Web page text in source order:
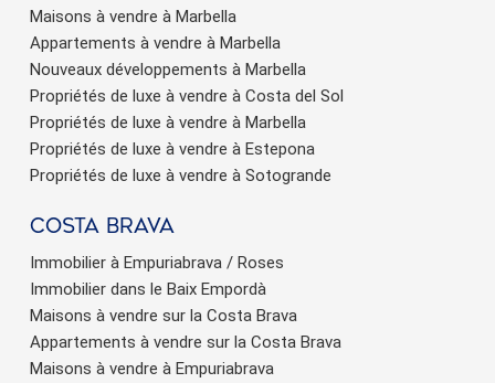
Maisons à vendre à Marbella
Appartements à vendre à Marbella
Nouveaux développements à Marbella
Propriétés de luxe à vendre à Costa del Sol
Propriétés de luxe à vendre à Marbella
Propriétés de luxe à vendre à Estepona
Propriétés de luxe à vendre à Sotogrande
Costa brava
Immobilier à Empuriabrava / Roses
Immobilier dans le Baix Empordà
Maisons à vendre sur la Costa Brava
Appartements à vendre sur la Costa Brava
Maisons à vendre à Empuriabrava